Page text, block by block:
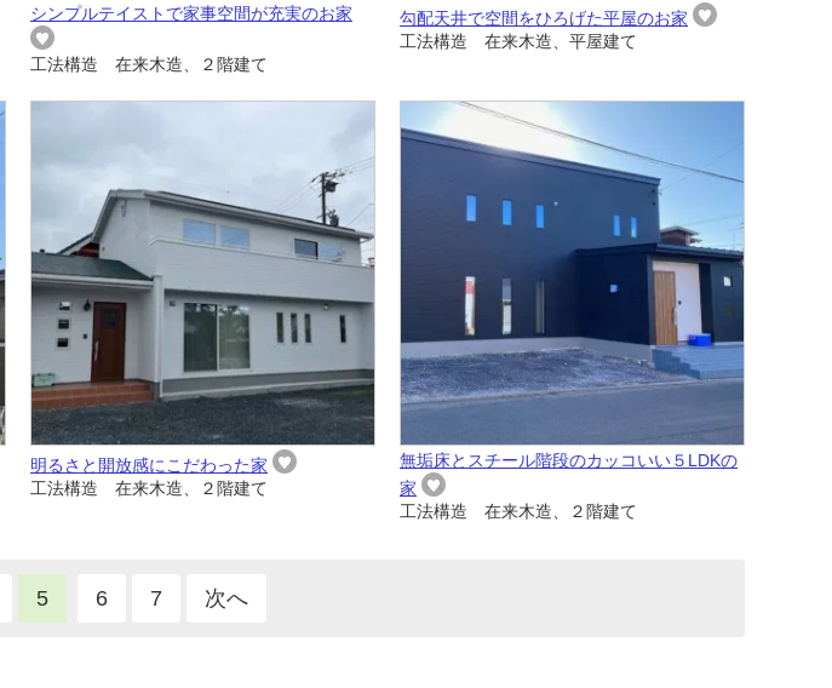
シンプルテイストで家事空間が充実のお家
工法構造 在来木造、２階建て
勾配天井で空間をひろげた平屋のお家
工法構造 在来木造、平屋建て
明るさと開放感にこだわった家
工法構造 在来木造、２階建て
無垢床とスチール階段のカッコいい５LDKの
家
工法構造 在来木造、２階建て
5 6 7 次へ